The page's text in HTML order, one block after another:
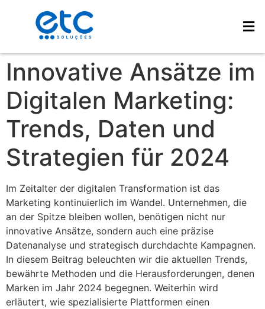
Innovative Ansätze im
Digitalen Marketing:
Trends, Daten und
Strategien für 2024
Im Zeitalter der digitalen Transformation ist das
Marketing kontinuierlich im Wandel. Unternehmen, die
an der Spitze bleiben wollen, benötigen nicht nur
innovative Ansätze, sondern auch eine präzise
Datenanalyse und strategisch durchdachte Kampagnen.
In diesem Beitrag beleuchten wir die aktuellen Trends,
bewährte Methoden und die Herausforderungen, denen
Marken im Jahr 2024 begegnen. Weiterhin wird
erläutert, wie spezialisierte Plattformen einen